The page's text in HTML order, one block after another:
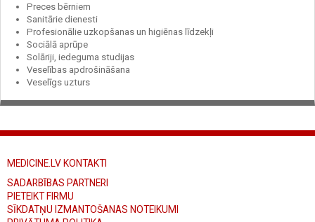
Preces bērniem
Sanitārie dienesti
Profesionālie uzkopšanas un higiēnas līdzekļi
Sociālā aprūpe
Solāriji, iedeguma studijas
Veselības apdrošināšana
Veselīgs uzturs
MEDICINE.LV KONTAKTI
SADARBĪBAS PARTNERI
PIETEIKT FIRMU
SĪKDATŅU IZMANTOŠANAS NOTEIKUMI